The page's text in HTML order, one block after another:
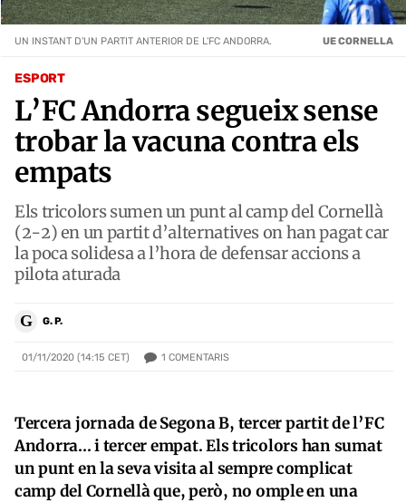
ESPORT
L’FC Andorra segueix sense
trobar la vacuna contra els
empats
Els tricolors sumen un punt al camp del Cornellà
(2-2) en un partit d’alternatives on han pagat car
la poca solidesa a l’hora de defensar accions a
pilota aturada
G G. P.
01/11/2020 (14:15 CET) 1 COMENTARIS
UN INSTANT D'UN PARTIT ANTERIOR DE L'FC ANDORRA. UE CORNELLA
Tercera jornada de Segona B, tercer partit de l’FC
Andorra... i tercer empat. Els tricolors han sumat
un punt en la seva visita al sempre complicat
camp del Cornellà que, però, no omple en una